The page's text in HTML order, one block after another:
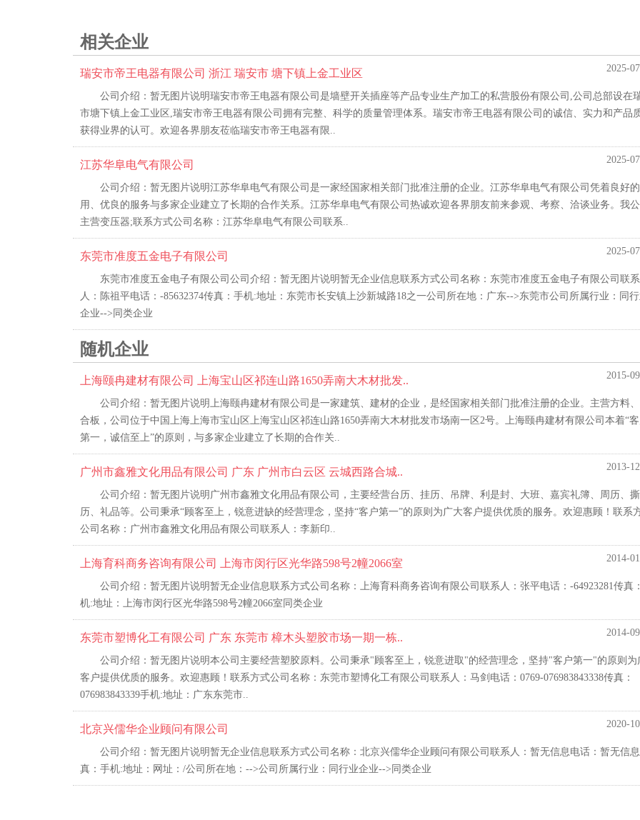
相关企业
2025-
瑞安市帝王电器有限公司 浙江 瑞安市 塘下镇上金工业区
公司介绍：暂无图片说明瑞安市帝王电器有限公司是墙壁开关插座等产品专业生产加工的私营股份有限公司,公司总部设在
市塘下镇上金工业区,瑞安市帝王电器有限公司拥有完整、科学的质量管理体系。瑞安市帝王电器有限公司的诚信、实力和产品
获得业界的认可。欢迎各界朋友莅临瑞安市帝王电器有限..
2025-
江苏华阜电气有限公司
公司介绍：暂无图片说明江苏华阜电气有限公司是一家经国家相关部门批准注册的企业。江苏华阜电气有限公司凭着良好
用、优良的服务与多家企业建立了长期的合作关系。江苏华阜电气有限公司热诚欢迎各界朋友前来参观、考察、洽谈业务。我公
主营变压器;联系方式公司名称：江苏华阜电气有限公司联系..
2025-
东莞市准度五金电子有限公司
东莞市准度五金电子有限公司公司介绍：暂无图片说明暂无企业信息联系方式公司名称：东莞市准度五金电子有限公司联系
人：陈祖平电话：-85632374传真：手机:地址：东莞市长安镇上沙新城路18之一公司所在地：广东-->东莞市公司所属行业：同
企业-->同类企业
随机企业
2015-
上海颐冉建材有限公司 上海宝山区祁连山路1650弄南大木材批发..
公司介绍：暂无图片说明上海颐冉建材有限公司是一家建筑、建材的企业，是经国家相关部门批准注册的企业。主营方料
合板，公司位于中国上海上海市宝山区上海宝山区祁连山路1650弄南大木材批发市场南一区2号。上海颐冉建材有限公司本着“
第一，诚信至上”的原则，与多家企业建立了长期的合作关..
2013-
广州市鑫雅文化用品有限公司 广东 广州市白云区 云城西路合城..
公司介绍：暂无图片说明广州市鑫雅文化用品有限公司，主要经营台历、挂历、吊牌、利是封、大班、嘉宾礼簿、周历、撕
历、礼品等。公司秉承“顾客至上，锐意进缺的经营理念，坚持“客户第一”的原则为广大客户提供优质的服务。欢迎惠顾！联系
公司名称：广州市鑫雅文化用品有限公司联系人：李新印..
2014-
上海育科商务咨询有限公司 上海市闵行区光华路598号2幢2066室
公司介绍：暂无图片说明暂无企业信息联系方式公司名称：上海育科商务咨询有限公司联系人：张平电话：-64923281传真
机:地址：上海市闵行区光华路598号2幢2066室同类企业
2014-
东莞市塑博化工有限公司 广东 东莞市 樟木头塑胶市场一期一栋..
公司介绍：暂无图片说明本公司主要经营塑胶原料。公司秉承"顾客至上，锐意进取"的经营理念，坚持"客户第一"的原则为
客户提供优质的服务。欢迎惠顾！联系方式公司名称：东莞市塑博化工有限公司联系人：马剑电话：0769-076983843338传真：
076983843339手机:地址：广东东莞市..
2020-
北京兴儒华企业顾问有限公司
公司介绍：暂无图片说明暂无企业信息联系方式公司名称：北京兴儒华企业顾问有限公司联系人：暂无信息电话：暂无信
真：手机:地址：网址：/公司所在地：-->公司所属行业：同行业企业-->同类企业